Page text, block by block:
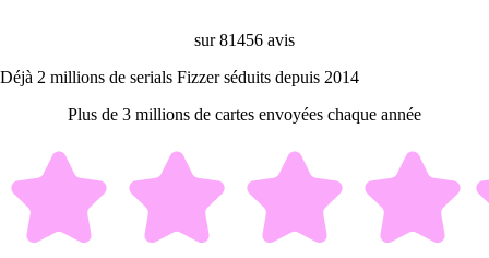
sur 81456 avis
Déjà 2 millions de serials Fizzer séduits depuis 2014
Plus de 3 millions de cartes envoyées chaque année